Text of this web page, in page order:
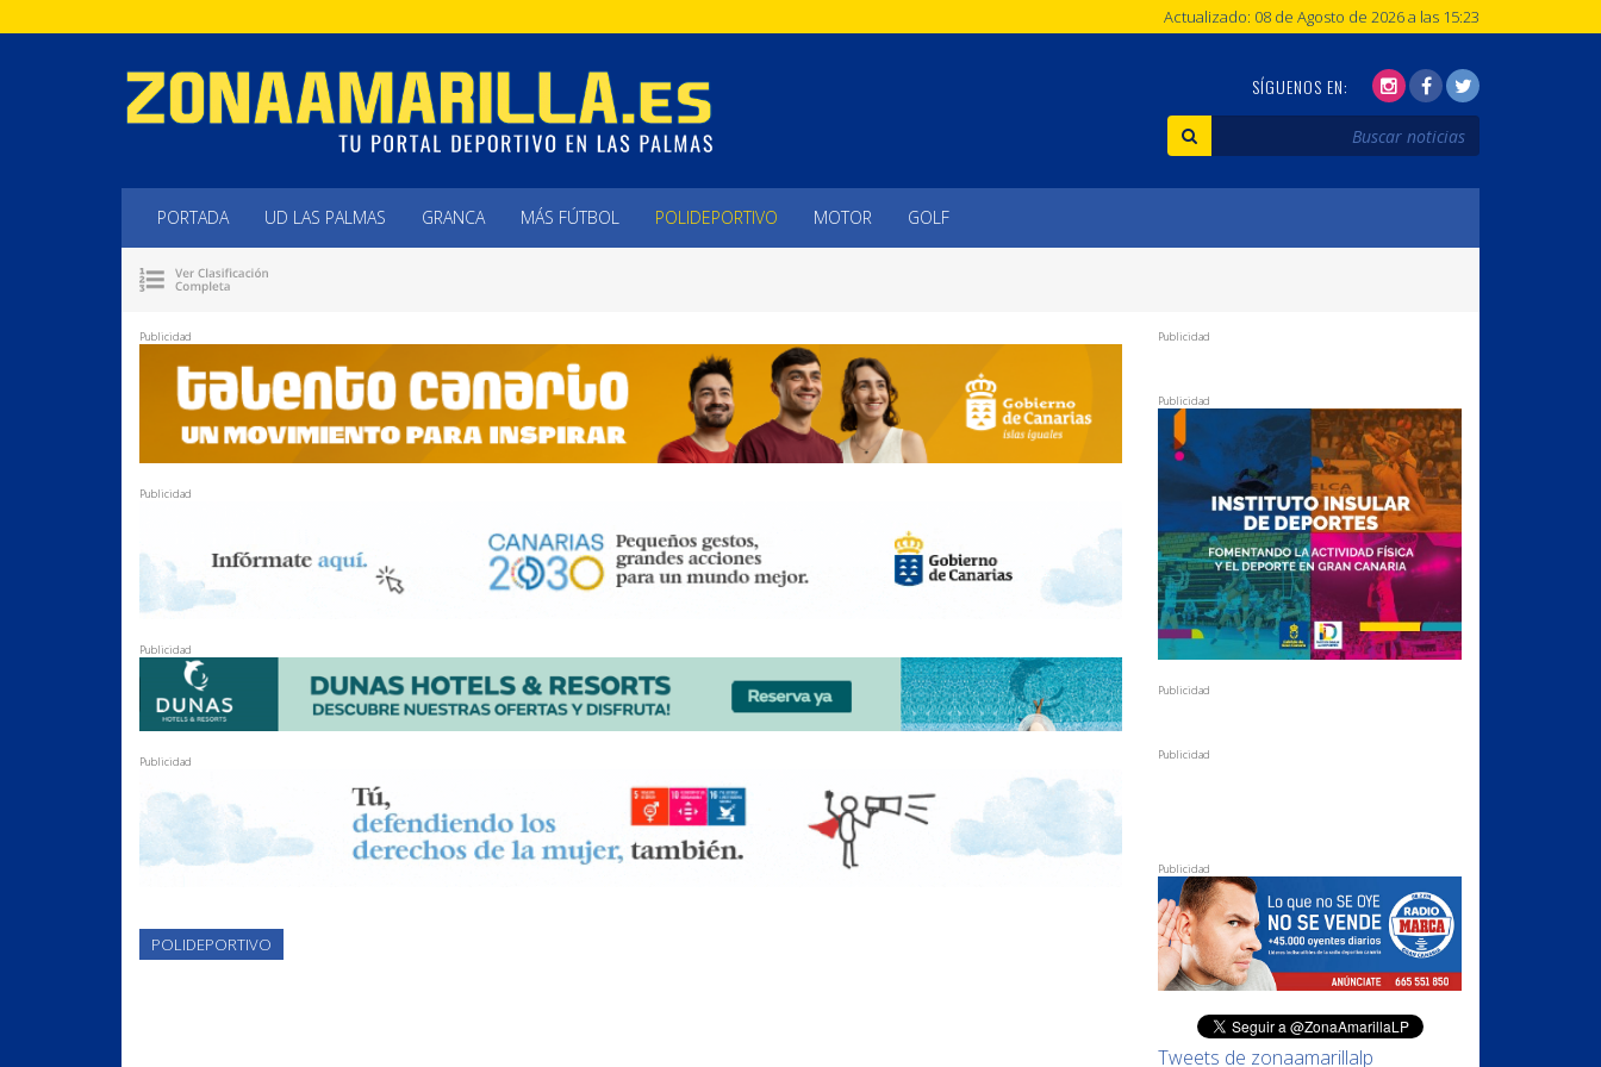
Actualizado: 08 de Agosto de 2026 a las 15:23
SÍGUENOS EN:
PORTADA UD LAS PALMAS GRANCA MÁS FÚTBOL POLIDEPORTIVO MOTOR GOLF
Publicidad
Publicidad
Publicidad
Publicidad
POLIDEPORTIVO
Publicidad
Publicidad
Publicidad
Publicidad
Publicidad
Tweets de zonaamarillalp